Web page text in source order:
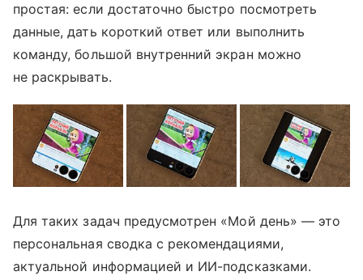
простая: если достаточно быстро посмотреть
данные, дать короткий ответ или выполнить
команду, большой внутренний экран можно
не раскрывать.
Для таких задач предусмотрен «Мой день» — это
персональная сводка с рекомендациями,
актуальной информацией и ИИ-подсказками.